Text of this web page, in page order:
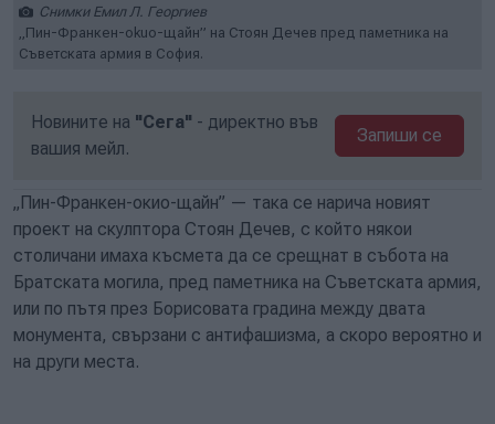
Снимки Емил Л. Георгиев
„Пин-Франкен-okuo-щайн” на Стоян Дечев пред паметника на
Съветската армия в София.
Новините на "Сега" - директно във
вашия мейл.
Запиши се
„Пин-Франкен-окио-щайн” — така се нарича новият
проект на скулптора Стоян Дечев, с който някои
столичани имаха късмета да се срещнат в събота на
Братската могила, пред паметника на Съветската армия,
или по пътя през Борисовата градина между двата
монумента, свързани с антифашизма, а скоро вероятно и
на други места.